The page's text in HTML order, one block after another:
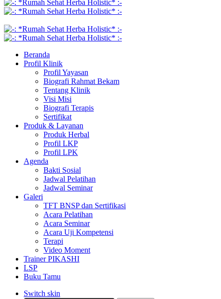
Beranda
Profil Klinik
Profil Yayasan
Biografi Rahmat Bekam
Tentang Klinik
Visi Misi
Biografi Terapis
Sertifikat
Produk & Layanan
Produk Herbal
Profil LKP
Profil LPK
Agenda
Bakti Sosial
Jadwal Pelatihan
Jadwal Seminar
Galeri
TFT BNSP dan Sertifikasi
Acara Pelatihan
Acara Seminar
Acara Uji Kompetensi
Terapi
Video Moment
Trainer PIKASHI
LSP
Buku Tamu
Switch skin